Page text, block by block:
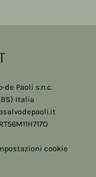
de Paoli s.n.c.
Italia
cookie